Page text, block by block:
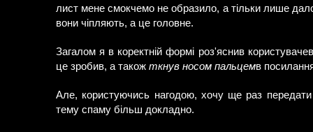
лист мене смокчемо не образило, а тільки лише
вони чіпляють, а це головне.
Загалом я в коректній формі роз'яснив
це зробив, а також ткнув носом пальцемв
Але, користуючись нагодою, хочу ще раз
тему спаму більш докладно.